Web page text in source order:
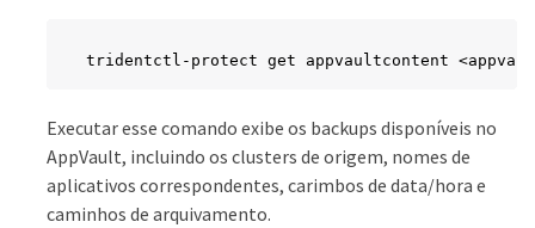
tridentctl-protect get appvaultcontent
Executar esse comando exibe os backups disponíveis no
AppVault, incluindo os clusters de origem, nomes de
aplicativos correspondentes, carimbos de data/hora e
caminhos de arquivamento.